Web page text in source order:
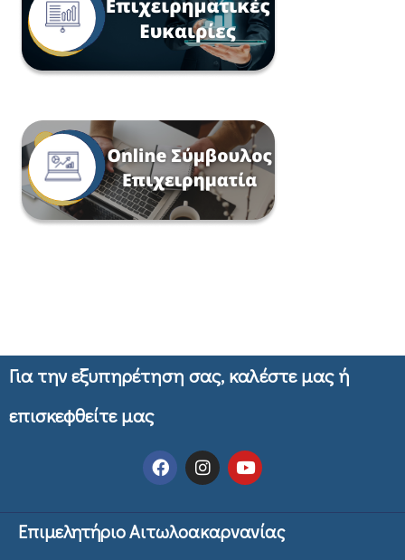
Για την εξυπηρέτηση σας, καλέστε μας ή
επισκεφθείτε μας
Επιμελητήριο Αιτωλοακαρνανίας